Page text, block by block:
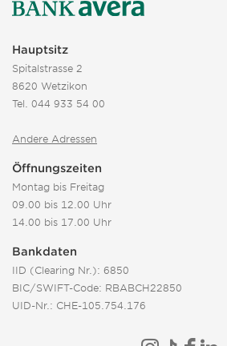
Hauptsitz
Spitalstrasse 2
8620 Wetzikon
Tel. 044 933 54 00
Andere Adressen
Öffnungszeiten
Montag bis Freitag
09.00 bis 12.00 Uhr
14.00 bis 17.00 Uhr
Bankdaten
IID (Clearing Nr.): 6850
BIC/SWIFT-Code: RBABCH22850
UID-Nr.: CHE-105.754.176